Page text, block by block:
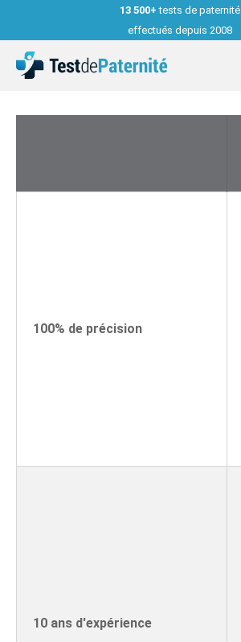
13 500+ tests de paternité
effectués depuis 2008
100% de précision
10 ans d'expérience